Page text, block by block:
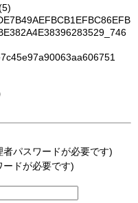
パスワードが必要です)
ドが必要です)